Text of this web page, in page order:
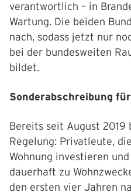
verantwortlich – in
Wartung. Die beiden
nach, sodass jetzt nur
bei der bundesweiten
bildet.
Sonderabschreibung
Bereits seit August 2019
Regelung: Privatleute,
Wohnung investieren
dauerhaft zu
den ersten vier Jahren